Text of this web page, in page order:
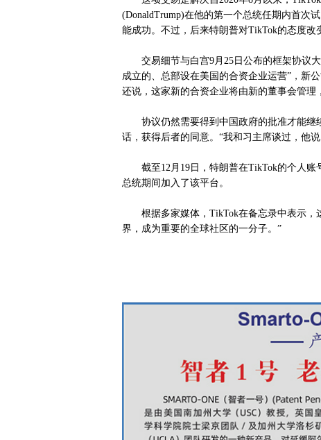
(DonaldTrump)在他的第一个总统任期内首次
能成功。不过，后来特朗普对TikTok的态度改
交易细节与白宫9月25日公布的框架协议大
成立的、总部设在美国的合资企业运营”，新
还说，这家新的合资企业将由新的董事会管理
协议仍然需要得到中国政府的批准才能继
话，获得后者的同意。“我和习主席谈过，他说‘
截至12月19日，特朗普在TikTok的个人账号
总统期间加入了该平台。
根据多家媒体，TikTok在备忘录中表示，
界，成为重要的全球社区的一分子。”